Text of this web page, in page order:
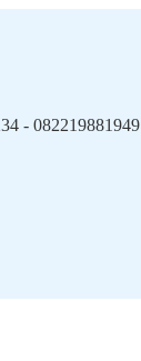
- 082219881949